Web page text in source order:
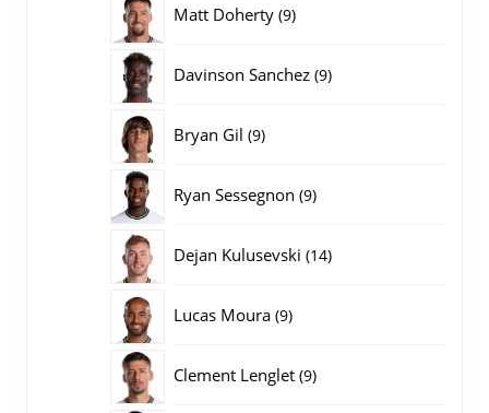
Matt Doherty 99
Davinson Sanchez 99
Bryan Gil 99
Ryan Sessegnon 99
Dejan Kulusevski 1414
Lucas Moura 99
Clement Lenglet 99